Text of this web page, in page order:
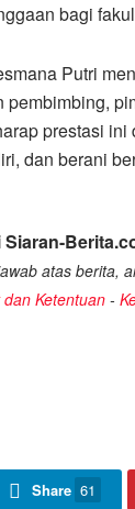
bagi
Putri
prestasi
dan berani
atas berita,
Ketentuan -
Share 61